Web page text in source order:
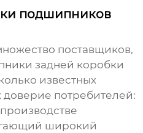
подшипников
поставщиков,
задней коробки
известных
потребителей:
широкий